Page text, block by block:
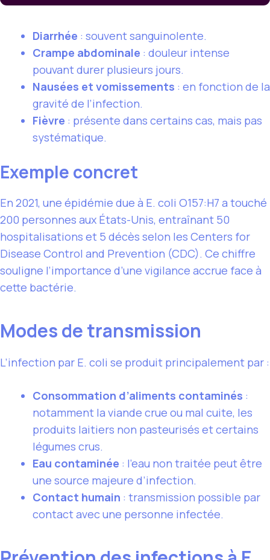
Diarrhée : souvent sanguinolente.
Crampe abdominale : douleur intense
pouvant durer plusieurs jours.
Nausées et vomissements : en fonction de la
gravité de l’infection.
Fièvre : présente dans certains cas, mais pas
systématique.
Exemple concret
En 2021, une épidémie due à E. coli O157:H7 a touché
200 personnes aux États-Unis, entraînant 50
hospitalisations et 5 décès selon les Centers for
Disease Control and Prevention (CDC). Ce chiffre
souligne l’importance d’une vigilance accrue face à
cette bactérie.
Modes de transmission
L’infection par E. coli se produit principalement par :
Consommation d’aliments contaminés :
notamment la viande crue ou mal cuite, les
produits laitiers non pasteurisés et certains
légumes crus.
Eau contaminée : l’eau non traitée peut être
une source majeure d’infection.
Contact humain : transmission possible par
contact avec une personne infectée.